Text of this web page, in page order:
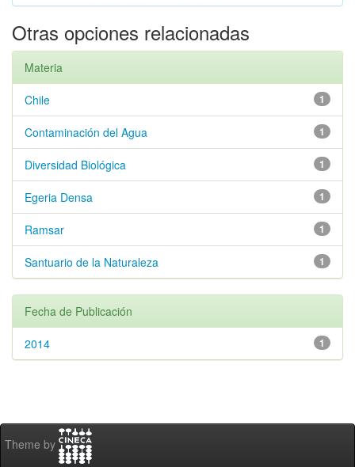
Otras opciones relacionadas
Materia
1
Chile
1
Contaminación del Agua
1
Diversidad Biológica
1
Egeria Densa
1
Ramsar
1
Santuario de la Naturaleza
Fecha de Publicación
1
2014
Theme by